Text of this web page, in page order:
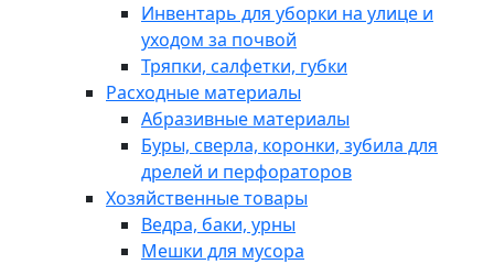
Инвентарь для уборки на улице и
уходом за почвой
Тряпки, салфетки, губки
Расходные материалы
Абразивные материалы
Буры, сверла, коронки, зубила для
дрелей и перфораторов
Хозяйственные товары
Ведра, баки, урны
Мешки для мусора